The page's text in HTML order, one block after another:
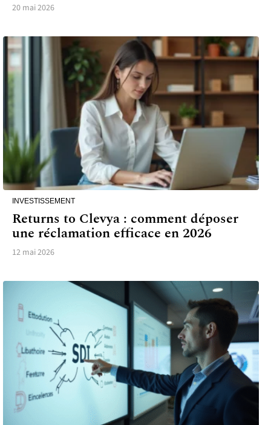
20 mai 2026
INVESTISSEMENT
Returns to Clevya : comment déposer
une réclamation efficace en 2026
12 mai 2026